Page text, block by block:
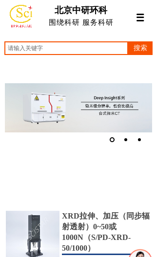
北京中研环科
围绕科研 服务科研
搜索
XRD拉伸、加压（同步辐
射透射）0~50或
1000N（S/PD-XRD-
50/1000）